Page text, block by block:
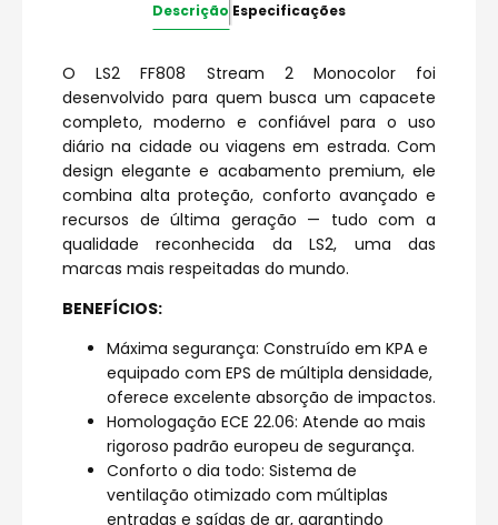
Descrição Especificações
O LS2 FF808 Stream 2 Monocolor foi
desenvolvido para quem busca um capacete
completo, moderno e confiável para o uso
diário na cidade ou viagens em estrada. Com
design elegante e acabamento premium, ele
combina alta proteção, conforto avançado e
recursos de última geração — tudo com a
qualidade reconhecida da LS2, uma das
marcas mais respeitadas do mundo.
BENEFÍCIOS:
Máxima segurança: Construído em KPA e
equipado com EPS de múltipla densidade,
oferece excelente absorção de impactos.
Homologação ECE 22.06: Atende ao mais
rigoroso padrão europeu de segurança.
Conforto o dia todo: Sistema de
ventilação otimizado com múltiplas
entradas e saídas de ar, garantindo